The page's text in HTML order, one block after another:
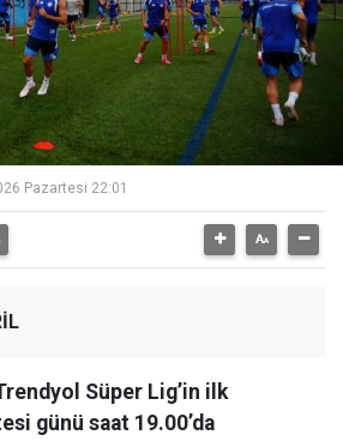
Pazartesi 22:01
Süper Lig’in ilk
günü saat 19.00’da